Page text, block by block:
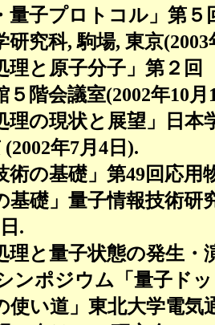
量子プロトコル」第
研究科,駒場, 東京(2003
理と原子分子」第２
５階会議室(2002年10月
理の現状と展望」日
(2002年7月 4 日 ).
術の基礎」第49回応用
基礎」量子情報技術
日 .
理と量子状態の発生
ンポジウム「量子ド
使い道」東北大学電